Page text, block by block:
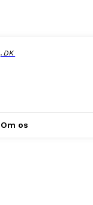
.DK
Om os